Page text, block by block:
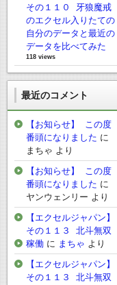
その１１０ 牙狼魔戒
のエクセル入りたての
自分のデータと最近の
データを比べてみた
118 views
最近のコメント
【お知らせ】 この度
番頭になりました に
まちゃ より
【お知らせ】 この度
番頭になりました に
ヤンウェンリー より
【エクセルジャパン】
その１１３ 北斗無双
稼働 に まちゃ より
【エクセルジャパン】
その１１３ 北斗無双